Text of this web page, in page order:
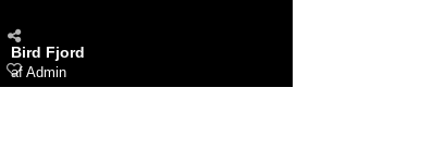
Bird Fjord
af Admin